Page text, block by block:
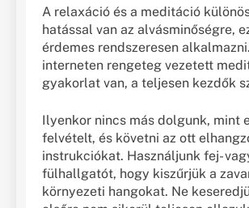
A relaxáció és a meditáció
hatással van az alvásminőségre,
érdemes rendszeresen
interneten rengeteg vezetett
gyakorlat van, a teljesen kezdők
Ilyenkor nincs más dolgunk, mint
felvételt, és követni az ott
instrukciókat. Használjunk fej-
fülhallgatót, hogy kiszűrjük a
környezeti hangokat. Ne